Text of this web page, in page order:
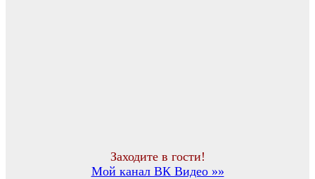
Заходите в гости!
Мой канал ВК Видео »»